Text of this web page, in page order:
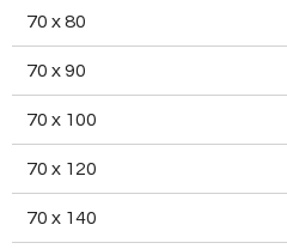
70 x 80
70 x 90
70 x 100
70 x 120
70 x 140